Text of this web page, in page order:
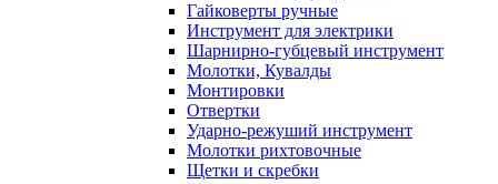
Гайковерты ручные
Инструмент для электрики
Шарнирно-губцевый инструмент
Молотки, Кувалды
Монтировки
Отвертки
Ударно-режуший инструмент
Молотки рихтовочные
Щетки и скребки